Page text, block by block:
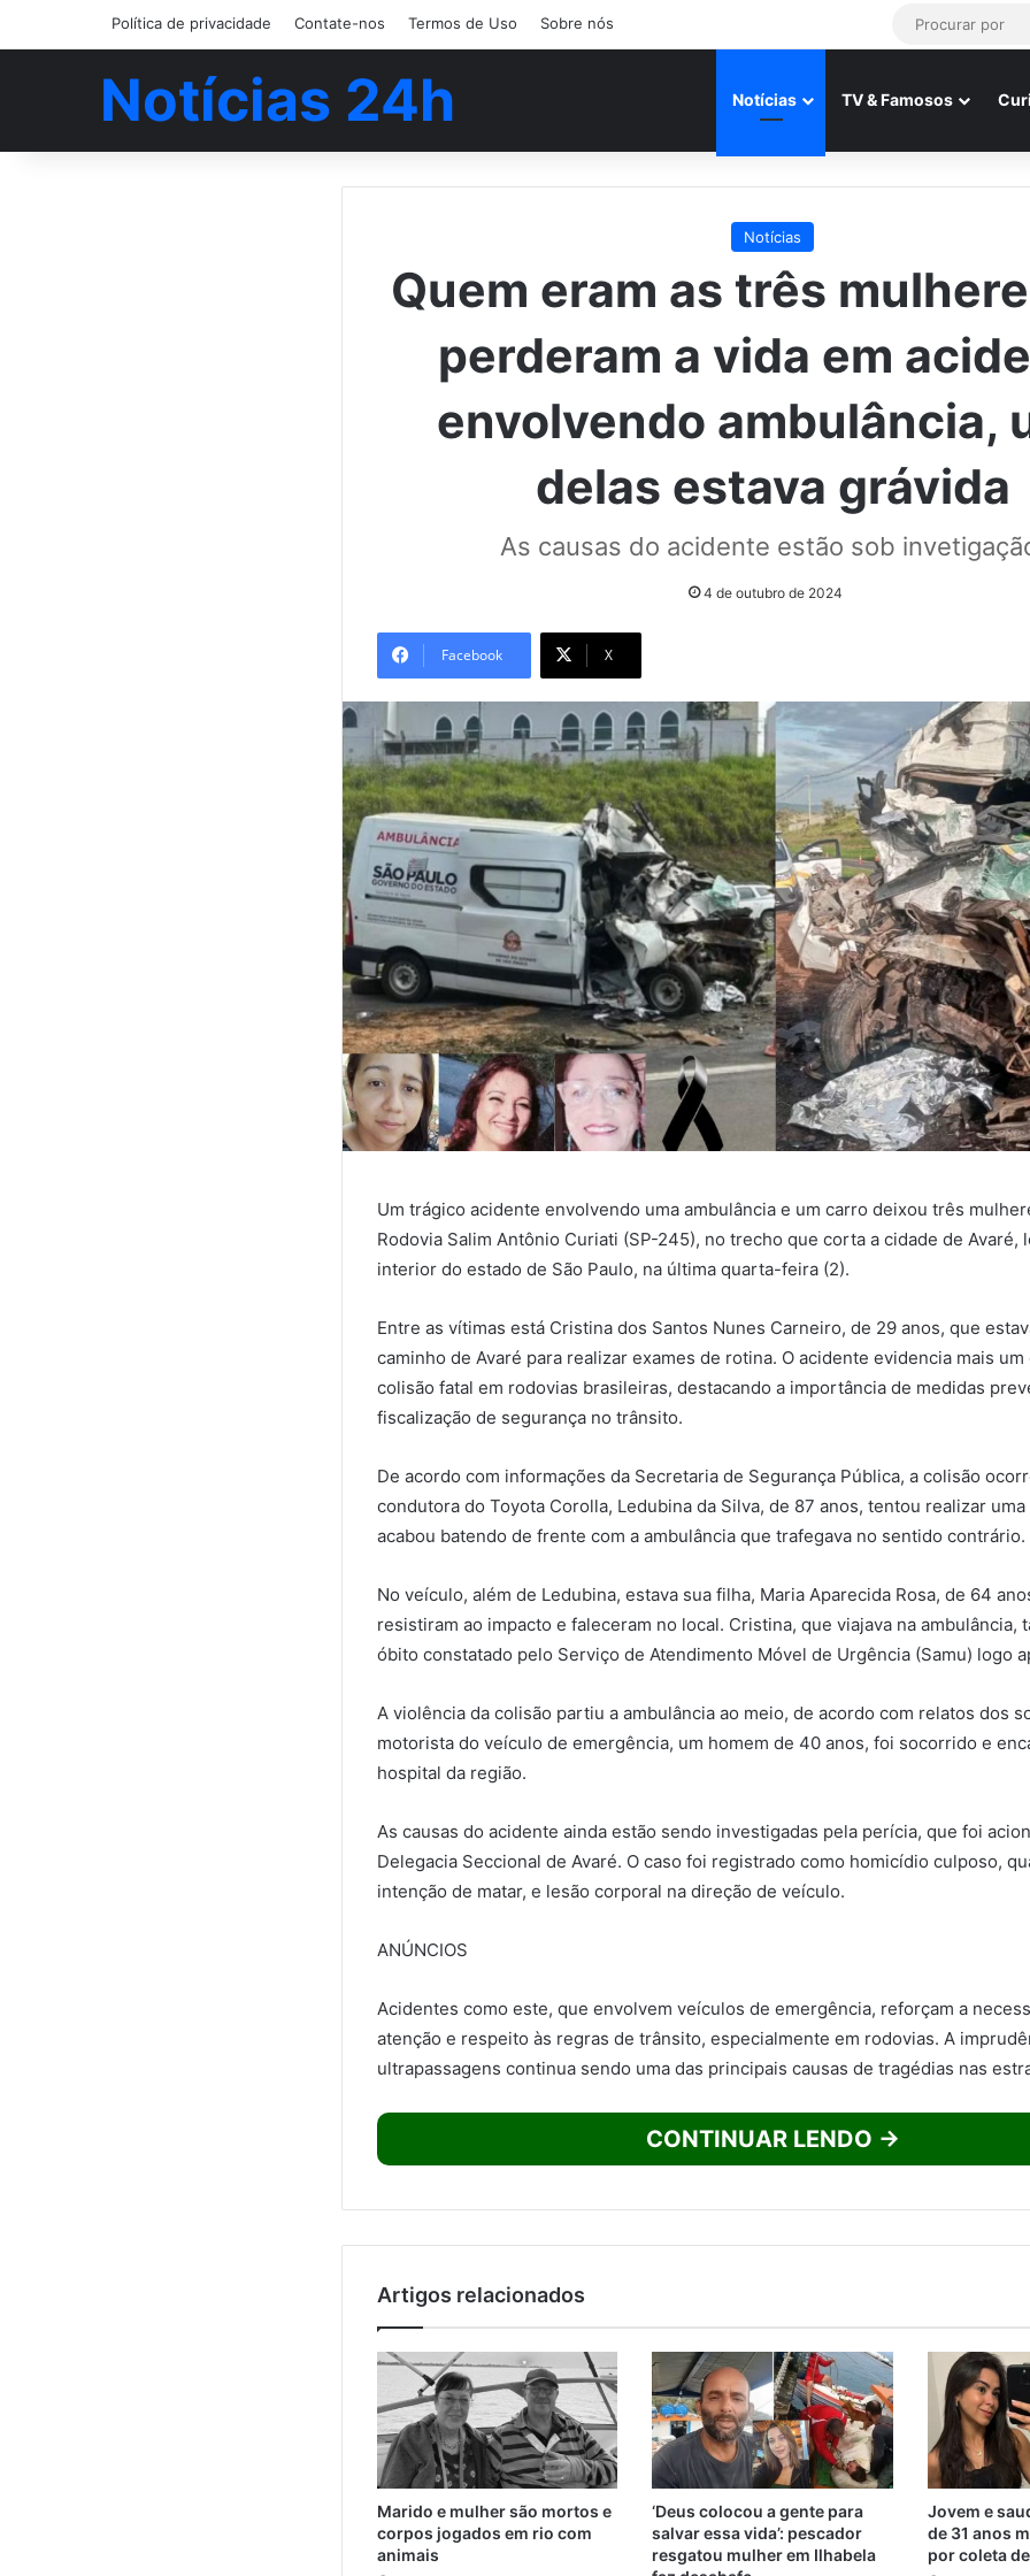
Política de privacidade Contate-nos Termos de Uso Sobre nós
Notícias 24h Notícias TV & Famosos
Notícias
Quem eram as três
perderam a vida em
envolvendo ambulância,
delas estava grávida
As causas do acidente estão sob
4 de outubro de 2024
Facebook X
Um trágico acidente envolvendo uma ambulância e um carro deixou três
Rodovia Salim Antônio Curiati (SP-245), no trecho que corta a cidade de Avaré,
interior do estado de São Paulo, na última quarta-feira (2).
Entre as vítimas está Cristina dos Santos Nunes Carneiro, de 29 anos, que
caminho de Avaré para realizar exames de rotina. O acidente evidencia mais
colisão fatal em rodovias brasileiras, destacando a importância de medidas
fiscalização de segurança no trânsito.
De acordo com informações da Secretaria de Segurança Pública, a colisão
condutora do Toyota Corolla, Ledubina da Silva, de 87 anos, tentou realizar
acabou batendo de frente com a ambulância que trafegava no sentido contrário.
No veículo, além de Ledubina, estava sua filha, Maria Aparecida Rosa, de 64
resistiram ao impacto e faleceram no local. Cristina, que viajava na ambulância,
óbito constatado pelo Serviço de Atendimento Móvel de Urgência (Samu) logo
A violência da colisão partiu a ambulância ao meio, de acordo com relatos dos
motorista do veículo de emergência, um homem de 40 anos, foi socorrido e
hospital da região.
As causas do acidente ainda estão sendo investigadas pela perícia, que foi
Delegacia Seccional de Avaré. O caso foi registrado como homicídio culposo,
intenção de matar, e lesão corporal na direção de veículo.
ANÚNCIOS
Acidentes como este, que envolvem veículos de emergência, reforçam a
atenção e respeito às regras de trânsito, especialmente em rodovias. A
ultrapassagens continua sendo uma das principais causas de tragédias nas
CONTINUAR LENDO →
Artigos relacionados
Marido e mulher são mortos e
corpos jogados em rio com
animais
‘Deus colocou a gente para
salvar essa vida’: pescador
resgatou mulher em Ilhabela
Jovem e
de 31 anos
por coleta